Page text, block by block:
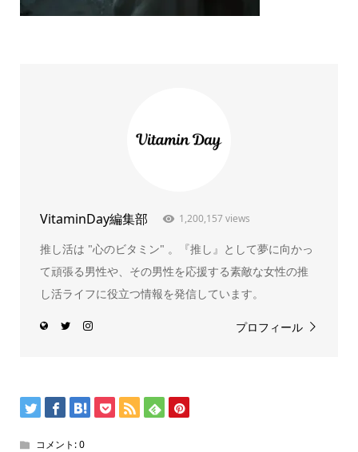
VitaminDay編集部 1,200,157 views
推し活は "心のビタミン" 。『推し』として夢に向かっ
て頑張る男性や、その男性を応援する素敵な女性の推
し活ライフに役立つ情報を発信しています。
プロフィール
コメント:0